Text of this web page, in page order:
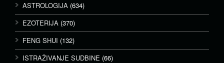
ASTROLOGIJA (634)
EZOTERIJA (370)
FENG SHUI (132)
ISTRAŽIVANJE SUDBINE (66)